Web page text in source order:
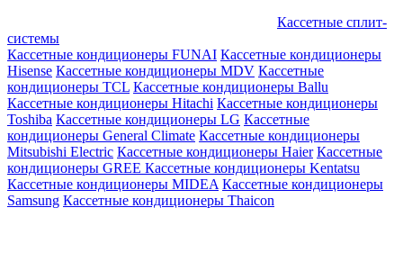
Кассетные сплит-
системы
Кассетные кондиционеры FUNAI Кассетные кондиционеры
Hisense Кассетные кондиционеры MDV Кассетные
кондиционеры TCL Кассетные кондиционеры Ballu
Кассетные кондиционеры Hitachi Кассетные кондиционеры
Toshiba Кассетные кондиционеры LG Кассетные
кондиционеры General Climate Кассетные кондиционеры
Mitsubishi Electric Кассетные кондиционеры Haier Кассетные
кондиционеры GREE Кассетные кондиционеры Kentatsu
Кассетные кондиционеры MIDEA Кассетные кондиционеры
Samsung Кассетные кондиционеры Thaicon